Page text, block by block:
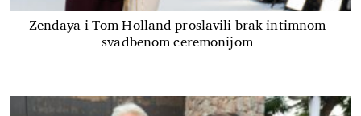
Zendaya i Tom Holland proslavili brak intimnom
svadbenom ceremonijom